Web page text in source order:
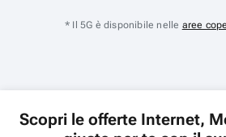
* Il 5G è disponibile nelle aree
Scopri le offerte Internet,